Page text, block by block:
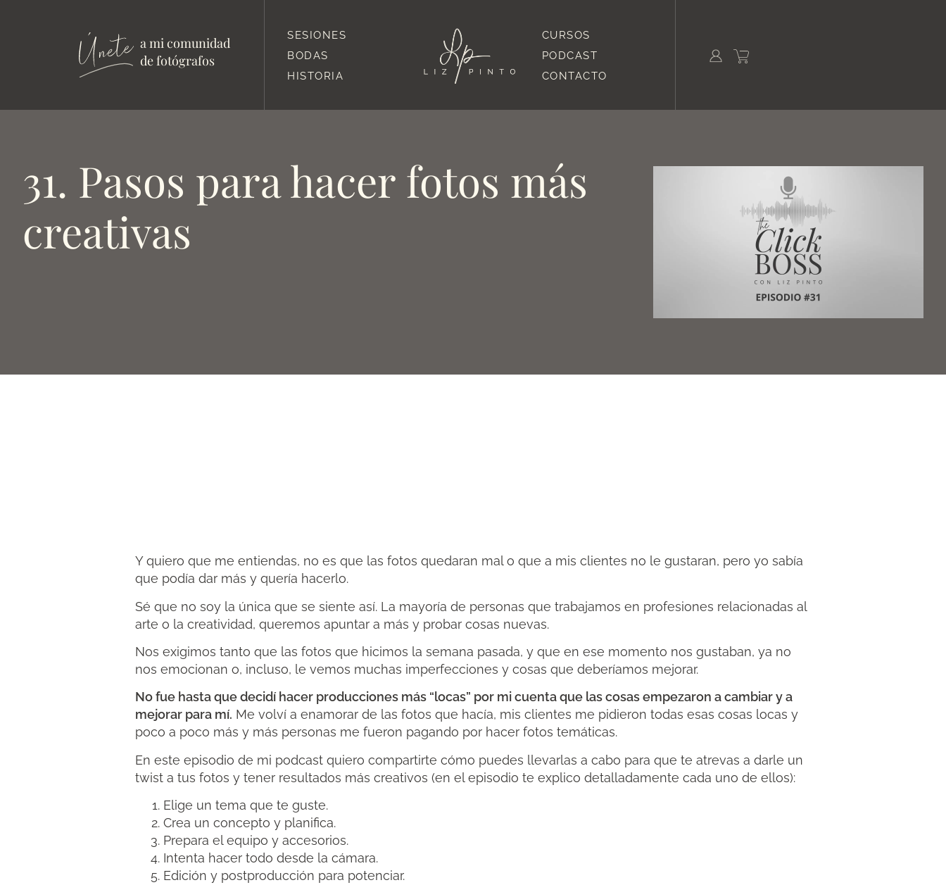
a mi comunidad
de fotógrafos
SESIONES
BODAS
HISTORIA
CURSOS
PODCAST
CONTACTO
31. Pasos para hacer fotos más
creativas
Y quiero que me entiendas, no es que las fotos quedaran mal o que a mis clientes no le gustaran, pero yo sabía
que podía dar más y quería hacerlo.
Sé que no soy la única que se siente así. La mayoría de personas que trabajamos en profesiones relacionadas al
arte o la creatividad, queremos apuntar a más y probar cosas nuevas.
Nos exigimos tanto que las fotos que hicimos la semana pasada, y que en ese momento nos gustaban, ya no
nos emocionan o, incluso, le vemos muchas imperfecciones y cosas que deberíamos mejorar.
No fue hasta que decidí hacer producciones más “locas” por mi cuenta que las cosas empezaron a cambiar y a
mejorar para mí. Me volví a enamorar de las fotos que hacía, mis clientes me pidieron todas esas cosas locas y
poco a poco más y más personas me fueron pagando por hacer fotos temáticas.
En este episodio de mi podcast quiero compartirte cómo puedes llevarlas a cabo para que te atrevas a darle un
twist a tus fotos y tener resultados más creativos (en el episodio te explico detalladamente cada uno de ellos):
Elige un tema que te guste.
Crea un concepto y planifica.
Prepara el equipo y accesorios.
Intenta hacer todo desde la cámara.
Edición y postproducción para potenciar.